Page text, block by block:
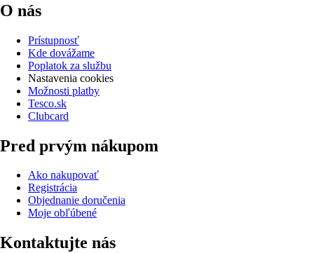
O nás
Prístupnosť
Kde dovážame
Poplatok za službu
Nastavenia cookies
Možnosti platby
Tesco.sk
Clubcard
Pred prvým nákupom
Ako nakupovať
Registrácia
Objednanie doručenia
Moje obľúbené
Kontaktujte nás